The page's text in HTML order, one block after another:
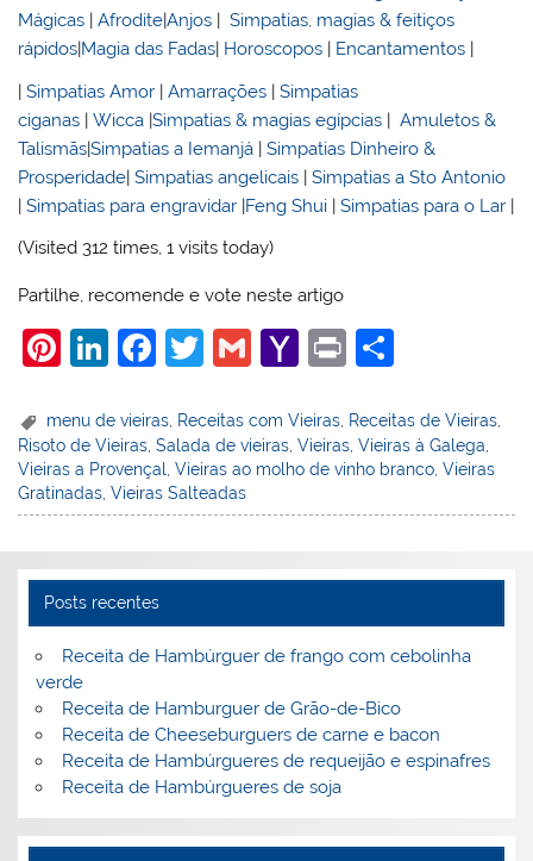
Mágicas |Afrodite|Anjos |Simpatias, magias & feitiços
rápidos|Magia das Fadas| Horoscopos | Encantamentos |
|Simpatias Amor |Amarrações |Simpatias
ciganas |Wicca |Simpatias & magias egípcias |Amuletos &
Talismãs|Simpatias a Iemanjá |Simpatias Dinheiro &
Prosperidade|Simpatias angelicais |Simpatias a Sto Antonio
|Simpatias para engravidar |Feng Shui |Simpatias para o Lar |
(Visited 312 times, 1 visits today)
Partilhe, recomende e vote neste artigo
Pi
er
e
st
Li
k
e
dI
F
c
e
b
o
k
T
itt
er
G
ai
l
Y
h
o
ai
Pr
t
ar
e
menu de vieiras Receitas com Vieiras Receitas de Vieiras
Risoto de Vieiras ,Salada de vieiras ,Vieiras ,Vieiras à Galega
Vieiras a Provençal ,Vieiras ao molho de vinho branco ,Vieiras
Gratinadas ,Vieiras Salteadas
Posts recentes
Receita de Hambúrguer de frango com cebolinha
verde
Receita de Hamburguer de Grão-de-Bico
Receita de Cheeseburguers de carne e bacon
Receita de Hambúrgueres de requeijão e espinafres
Receita de Hambúrgueres de soja